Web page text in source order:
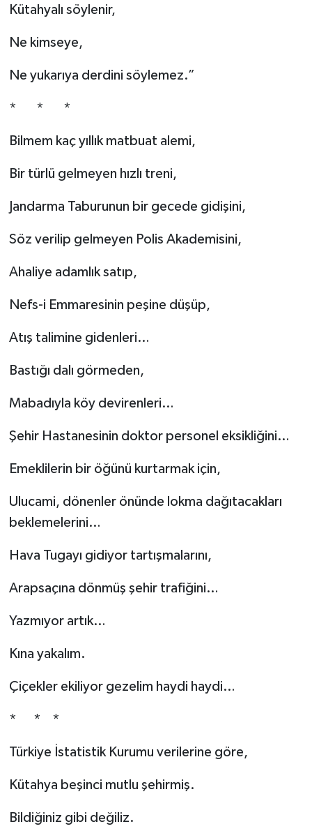
Kütahyalı söylenir,
Ne kimseye,
Ne yukarıya derdini söylemez.”
* * *
Bilmem kaç yıllık matbuat alemi,
Bir türlü gelmeyen hızlı treni,
Jandarma Taburunun bir gecede gidişini,
Söz verilip gelmeyen Polis Akademisini,
Ahaliye adamlık satıp,
Nefs-i Emmaresinin peşine düşüp,
Atış talimine gidenleri…
Bastığı dalı görmeden,
Mabadıyla köy devirenleri…
Şehir Hastanesinin doktor personel eksikliğini…
Emeklilerin bir öğünü kurtarmak için,
Ulucami, dönenler önünde lokma dağıtacakları
beklemelerini…
Hava Tugayı gidiyor tartışmalarını,
Arapsaçına dönmüş şehir trafiğini…
Yazmıyor artık…
Kına yakalım.
Çiçekler ekiliyor gezelim haydi haydi…
* * *
Türkiye İstatistik Kurumu verilerine göre,
Kütahya beşinci mutlu şehirmiş.
Bildiğiniz gibi değiliz.